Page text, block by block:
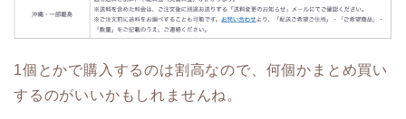
1個とかで購入するのは割高なので、何個かまとめ買い
するのがいいかもしれませんね。